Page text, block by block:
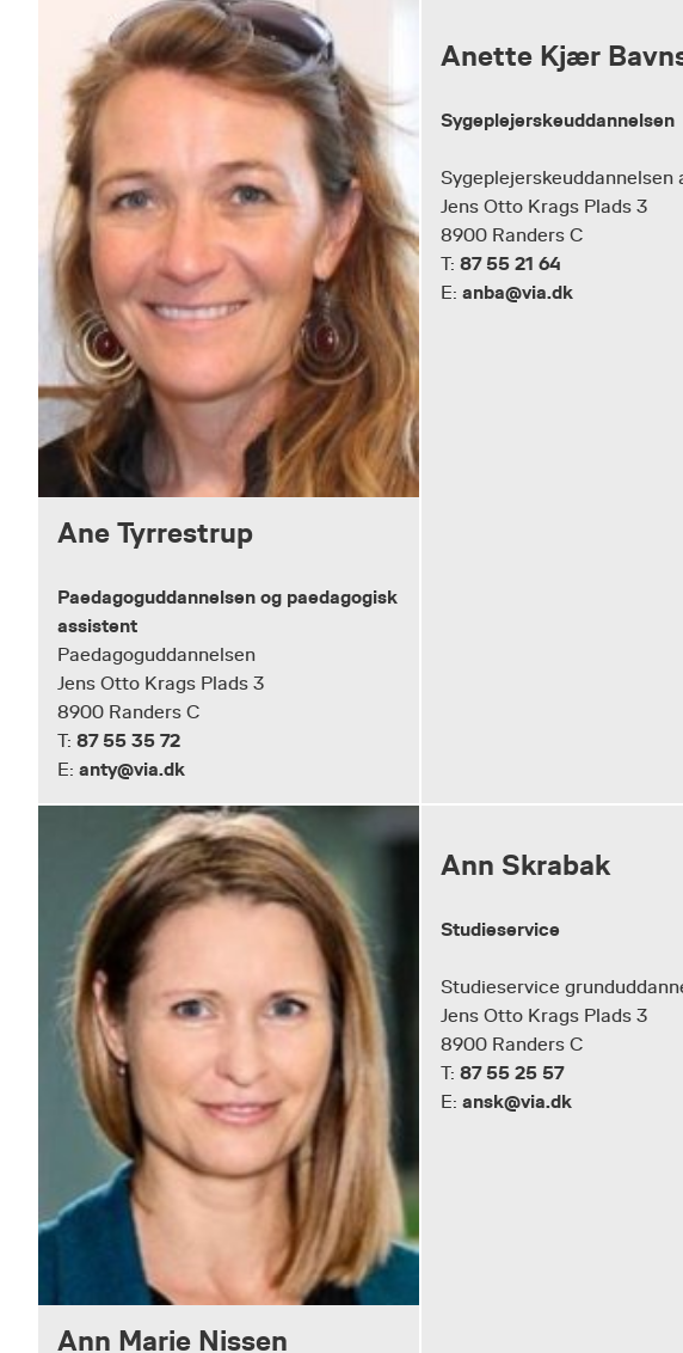
Ane Tyrrestrup
Paedagoguddannelsen og paedagogisk
assistent
Paedagoguddannelsen
Jens Otto Krags Plads 3
8900 Randers C
T: 87 55 35 72
E: anty@via.dk
Anette Kjær
Sygeplejerskeuddannelsen
Sygeplejerskeuddannelsen
Jens Otto Krags Plads 3
8900 Randers C
T: 87 55 21 64
E: anba@via.dk
Ann Marie Nissen
Ann Skrabak
Studieservice
Studieservice
Jens Otto Krags Plads 3
8900 Randers C
T: 87 55 25 57
E: ansk@via.dk